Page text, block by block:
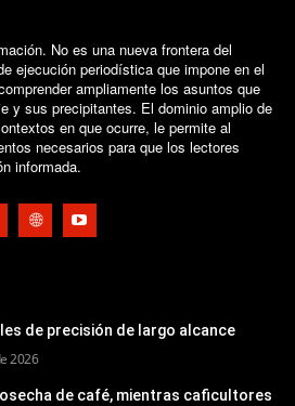
No es una nueva frontera del
ejecución periodística que impone en el
ampliamente los asuntos que
y sus precipitantes. El dominio amplio de
en que ocurre, le permite al
necesarios para que los lectores
informada.
de precisión de largo alcance
2026
de café, mientras caficultores